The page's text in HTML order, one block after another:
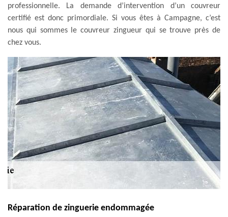
professionnelle. La demande d’intervention d’un couvreur
certifié est donc primordiale. Si vous êtes à Campagne, c’est
nous qui sommes le couvreur zingueur qui se trouve près de
chez vous.
Réparation de zinguerie endommagée